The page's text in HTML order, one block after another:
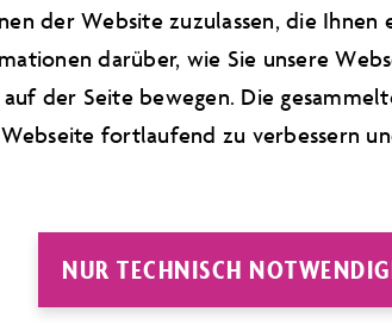
der Website zuzulassen, die
darüber, wie Sie unsere
der Seite bewegen. Die
fortlaufend zu verbessern
NUR TECHNISCH